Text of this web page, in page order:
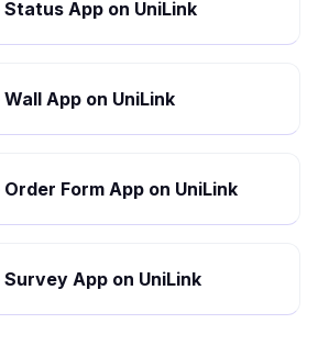
App on UniLink
App on UniLink
Form App on UniLink
App on UniLink